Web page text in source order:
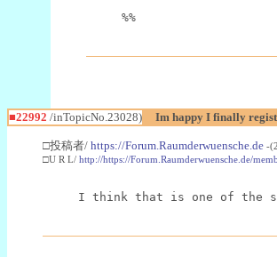
%%
■22992 /inTopicNo.23028) Im happy I finally
□投稿者/ https://Forum.Raumderwuensche.de -
□U R L/ http://https://Forum.Raumderwuensche.de/
I think that is one of the